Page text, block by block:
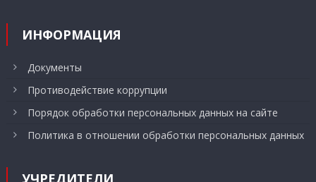
ИНФОРМАЦИЯ
Документы
Противодействие коррупции
Порядок обработки персональных данных на сайте
Политика в отношении обработки персональных данных
УЧРЕДИТЕЛИ